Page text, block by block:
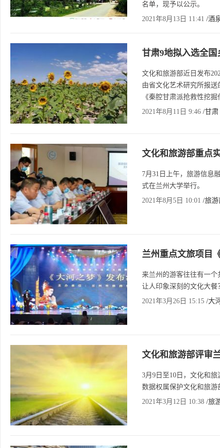
名单，现予以公示。
2021年8月13日 11:41 /酒
甘肃9地拟入选全
文化和旅游部近日发布
由省文化艺术研究所报
《秦腔甘肃派抢救性挖
2021年8月11日 9:46 /甘肃
文化和旅游部重点
7月31日上午，旅游信息
式在兰州大学举行。
2021年8月5日 10:01 /旅游
兰州重点文旅项目
来兰州的游客往往有一
让人印象深刻的文化大餐
2021年3月26日 15:15 /大
文化和旅游部评审
3月9日至10日，文化和
数据权属保护文化和旅
2021年3月12日 10:38 /旅